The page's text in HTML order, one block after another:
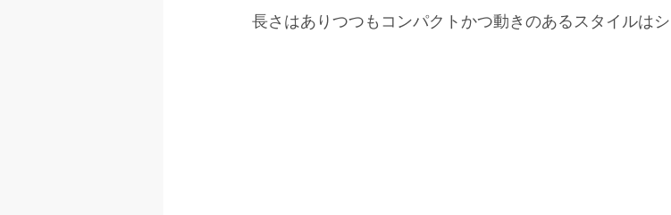
長さはありつつもコンパクトかつ動きのあるスタイルは